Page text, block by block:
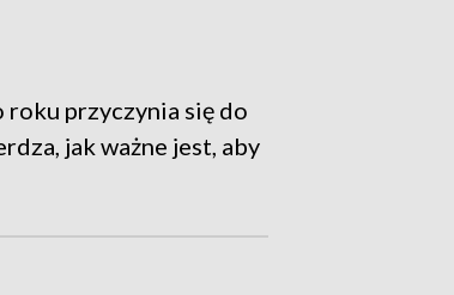
przyczynia się do
jak ważne jest, aby